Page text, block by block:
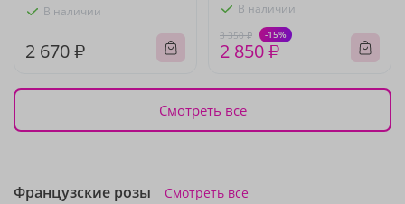
В наличии
2 670 ₽
В наличии
3 350 ₽ -15%
2 850 ₽
Смотреть все
Французские розы Смотреть все